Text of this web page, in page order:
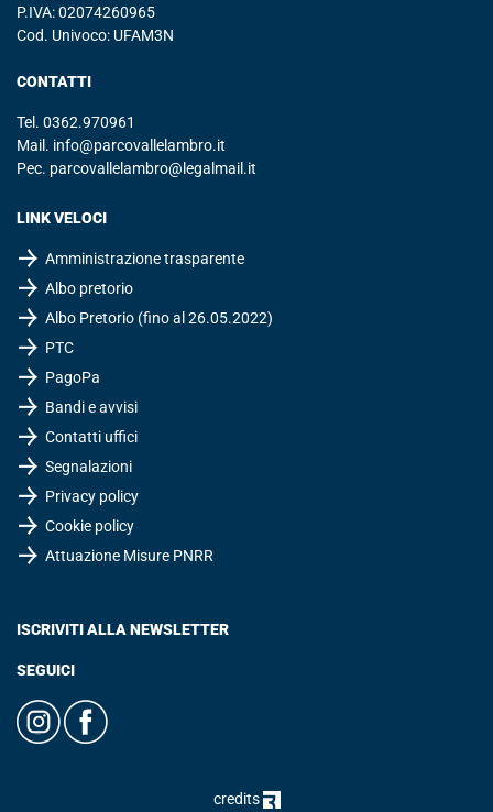
P.IVA: 02074260965
Cod. Univoco: UFAM3N
CONTATTI
Tel. 0362.970961
Mail. info@parcovallelambro.it
Pec. parcovallelambro@legalmail.it
LINK VELOCI
Amministrazione trasparente
Albo pretorio
Albo Pretorio (fino al 26.05.2022)
PTC
PagoPa
Bandi e avvisi
Contatti uffici
Segnalazioni
Privacy policy
Cookie policy
Attuazione Misure PNRR
ISCRIVITI ALLA NEWSLETTER
SEGUICI
credits